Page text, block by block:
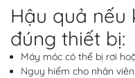
Hậu quả nếu
đúng thiết bị:
Máy móc có thể bị rơi
Nguy hiểm cho nhân